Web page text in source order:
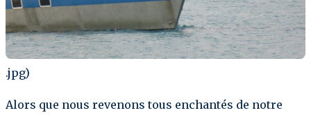
.jpg)
Alors que nous revenons tous enchantés de notre